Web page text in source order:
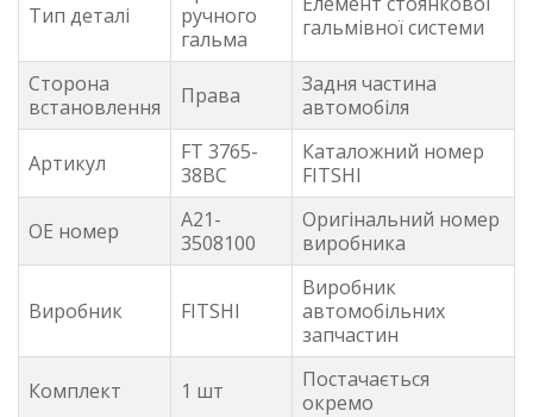
Тип деталі
ручного
гальма
гальмівної системи
Сторона
встановлення
Права
Задня частина
автомобіля
Артикул
FT 3765-
38BC
Каталожний номер
FITSHI
OE номер
A21-
3508100
Оригінальний номер
виробника
Виробник FITSHI
Виробник
автомобільних
запчастин
Комплект 1 шт
Постачається
окремо